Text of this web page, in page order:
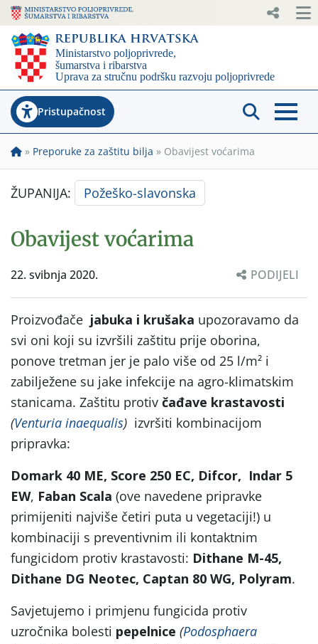
Pristupačnost
» Preporuke za zaštitu bilja » Obavijest voćarima
ŽUPANIJA: Požeško-slavonska
Obavijest voćarima
22. svibnja 2020. PODIJELI
Proizvođače jabuka i krušaka upozoravamo da
svi oni koji su izvršili zaštitu prije oborina,
ponove tretman jer je palo više od 25 l/m² i
zabilježene su jake infekcije na agro-klimatskim
stanicama. Zaštitu protiv čađave krastavosti
(Venturia inaequalis) izvršiti kombinacijom
pripravka:
Domark 40 ME, Score 250 EC, Difcor, Indar 5
EW, Faban Scala (ove navedene pripravke
primijeniti najviše četiri puta u vegetaciji!) u
kombinaciji s preventivnim ili kontaktnim
fungicidom protiv krastavosti: Dithane M-45,
Dithane DG Neotec, Captan 80 WG, Polyram.
Savjetujemo i primjenu fungicida protiv
uzročnika bolesti pepelnice (Podosphaera